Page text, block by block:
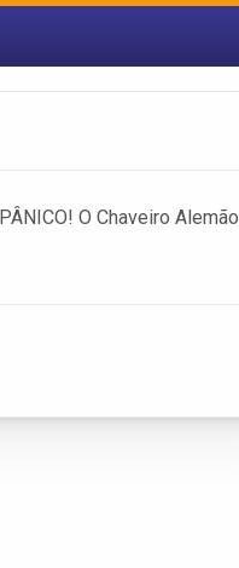
O Chaveiro Alemão